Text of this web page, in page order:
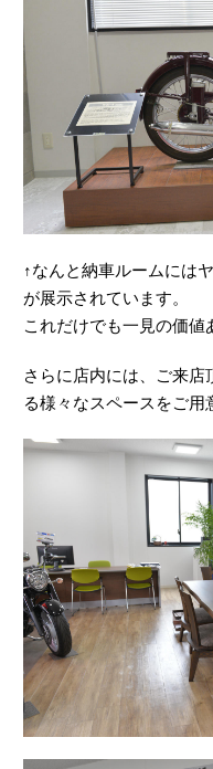
↑なんと納車ルームには
が展示されています。
これだけでも一見の価値
さらに店内には、ご来
る様々なスペースをご用